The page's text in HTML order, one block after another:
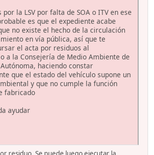
por la LSV por falta de SOA o ITV en ese
es que el expediente acabe
no existe el hecho de la circulación
en vía pública, así que te
el acta por residuos al
a la Consejería de Medio Ambiente de
haciendo constar
que el estado del vehículo supone un
y que no cumple la función
fabricado
ayudar